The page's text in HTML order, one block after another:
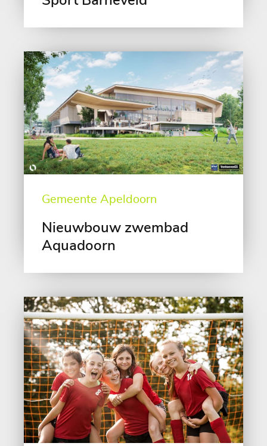
Gemeente Apeldoorn
Nieuwbouw zwembad
Aquadoorn